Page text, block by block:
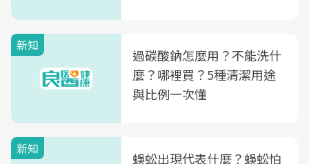
新知
過碳酸鈉怎麼用？不能洗什
麼？哪裡買？5種清潔用途
與比例一次懂
新知
蜈蚣出現代表什麼？蜈蚣怕